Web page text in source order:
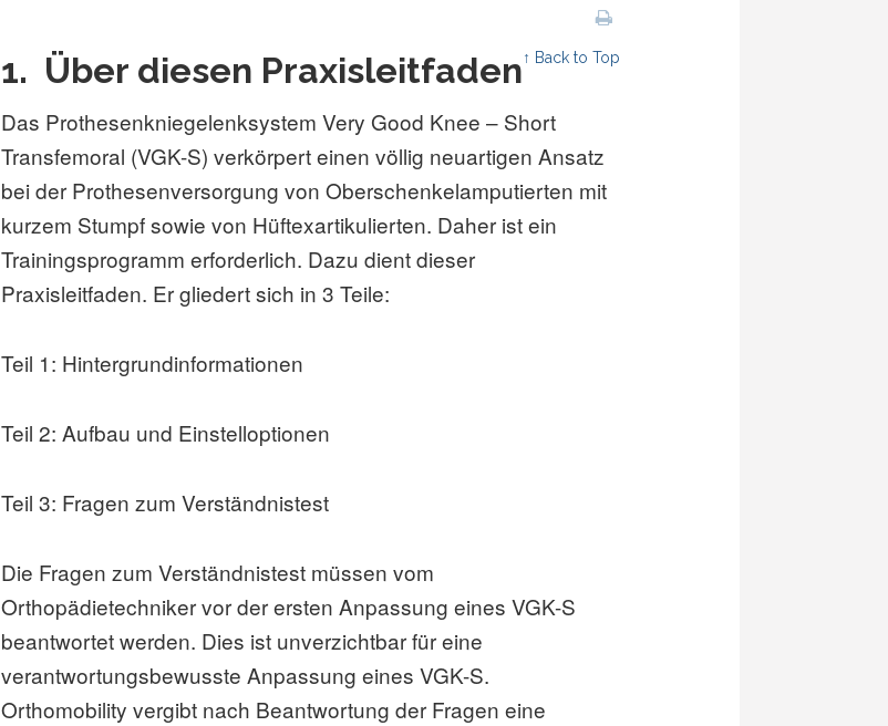
1. Über diesen Praxisleitfaden↑ Back to Top
Das Prothesenkniegelenksystem Very Good Knee – Short
Transfemoral (VGK-S) verkörpert einen völlig neuartigen Ansatz
bei der Prothesenversorgung von Oberschenkelamputierten mit
kurzem Stumpf sowie von Hüftexartikulierten. Daher ist ein
Trainingsprogramm erforderlich. Dazu dient dieser
Praxisleitfaden. Er gliedert sich in 3 Teile:
Teil 1: Hintergrundinformationen
Teil 2: Aufbau und Einstelloptionen
Teil 3: Fragen zum Verständnistest
Die Fragen zum Verständnistest müssen vom
Orthopädietechniker vor der ersten Anpassung eines VGK-S
beantwortet werden. Dies ist unverzichtbar für eine
verantwortungsbewusste Anpassung eines VGK-S.
Orthomobility vergibt nach Beantwortung der Fragen eine